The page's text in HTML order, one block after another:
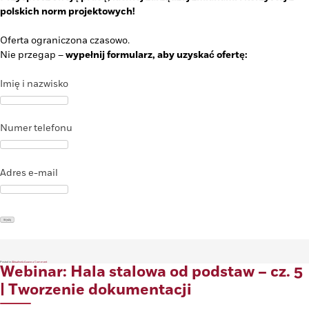
polskich norm projektowych!
Oferta ograniczona czasowo.
Nie przegap –wypełnij formularz, aby uzyskać ofertę:
Imię i nazwisko
Numer telefonu
Adres e-mail
Posted in AktualnościLeave a Commenton
Black
Friday
konstruktorów!
Webinar: Hala stalowa od podstaw – cz. 5
| Tworzenie dokumentacji